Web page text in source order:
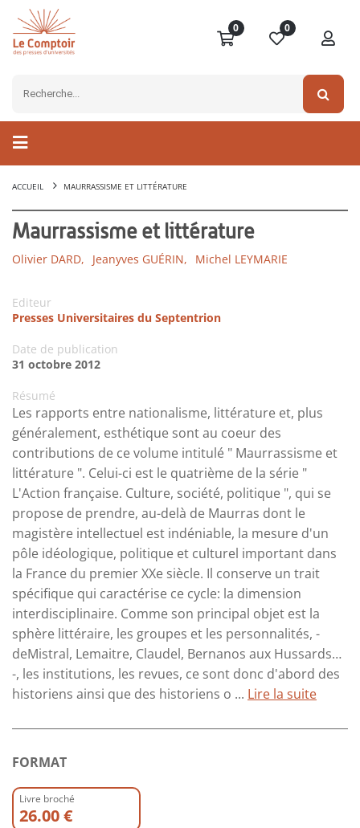
0 0
ACCUEIL MAURRASSISME ET LITTÉRATURE
Maurrassisme et littérature
Olivier DARD, Jeanyves GUÉRIN, Michel LEYMARIE
Editeur
Presses Universitaires du Septentrion
Date de publication
31 octobre 2012
Résumé
Les rapports entre nationalisme, littérature et, plus
généralement, esthétique sont au coeur des
contributions de ce volume intitulé " Maurrassisme et
littérature ". Celui-ci est le quatrième de la série "
L'Action française. Culture, société, politique ", qui se
propose de prendre, au-delà de Maurras dont le
magistère intellectuel est indéniable, la mesure d'un
pôle idéologique, politique et culturel important dans
la France du premier XXe siècle. Il conserve un trait
spécifique qui caractérise ce cycle: la dimension
interdisciplinaire. Comme son principal objet est la
sphère littéraire, les groupes et les personnalités, -
deMistral, Lemaitre, Claudel, Bernanos aux Hussards…
-, les institutions, les revues, ce sont donc d'abord des
historiens ainsi que des historiens o ... Lire la suite
FORMAT
Livre broché
26.00 €